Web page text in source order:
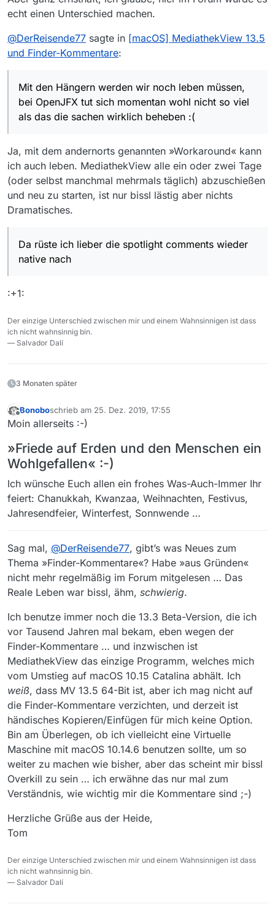
echt einen Unterschied machen.
@DerReisende77 sagte in [macOS] MediathekView 13.5
und Finder-Kommentare:
Mit den Hängern werden wir noch leben müssen,
bei OpenJFX tut sich momentan wohl nicht so viel
als das die sachen wirklich beheben :(
Ja, mit dem andernorts genannten »Workaround« kann
ich auch leben. MediathekView alle ein oder zwei Tage
(oder selbst manchmal mehrmals täglich) abzuschießen
und neu zu starten, ist nur bissl lästig aber nichts
Dramatisches.
Da rüste ich lieber die spotlight comments wieder
native nach
:+1:
Der einzige Unterschied zwischen mir und einem Wahnsinnigen ist dass
ich nicht wahnsinnig bin.
— Salvador Dalí
3 Monaten später
Offline
Bonoboschrieb am 25. Dez. 2019, 17:55
zuletzt editiert von
Moin allerseits :-)
»Friede auf Erden und den Menschen ein
Wohlgefallen« :-)
Ich wünsche Euch allen ein frohes Was-Auch-Immer Ihr
feiert: Chanukkah, Kwanzaa, Weihnachten, Festivus,
Jahresendfeier, Winterfest, Sonnwende …
Sag mal, @DerReisende77, gibt’s was Neues zum
Thema »Finder-Kommentare«? Habe »aus Gründen«
nicht mehr regelmäßig im Forum mitgelesen … Das
Reale Leben war bissl, ähm, schwierig.
Ich benutze immer noch die 13.3 Beta-Version, die ich
vor Tausend Jahren mal bekam, eben wegen der
Finder-Kommentare … und inzwischen ist
MediathekView das einzige Programm, welches mich
vom Umstieg auf macOS 10.15 Catalina abhält. Ich
weiß, dass MV 13.5 64-Bit ist, aber ich mag nicht auf
die Finder-Kommentare verzichten, und derzeit ist
händisches Kopieren/Einfügen für mich keine Option.
Bin am Überlegen, ob ich vielleicht eine Virtuelle
Maschine mit macOS 10.14.6 benutzen sollte, um so
weiter zu machen wie bisher, aber das scheint mir bissl
Overkill zu sein … ich erwähne das nur mal zum
Verständnis, wie wichtig mir die Kommentare sind ;-)
Herzliche Grüße aus der Heide,
Tom
Der einzige Unterschied zwischen mir und einem Wahnsinnigen ist dass
ich nicht wahnsinnig bin.
— Salvador Dalí